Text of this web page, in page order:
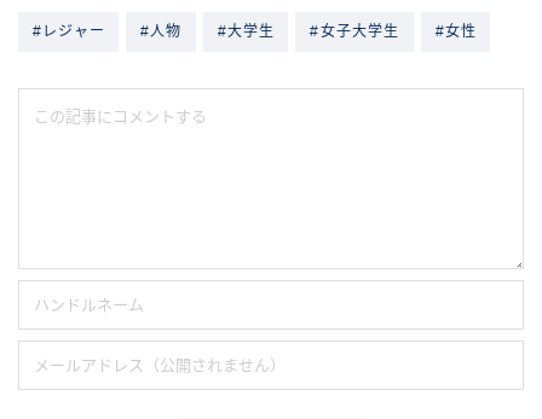
#レジャー #人物 #大学生 #女子大学生 #女性